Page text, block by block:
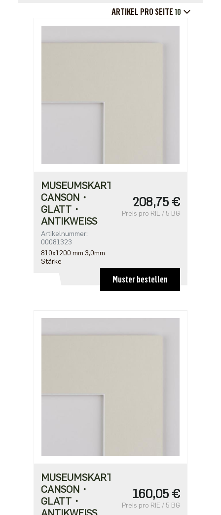
ARTIKEL PRO SEITE 10
MUSEUMSKARTON
CANSON・
GLATT・
ANTIKWEISS
Artikelnummer:
00081323
810x1200 mm 3,0mm
Stärke
208,75 €
Preis pro RIE / 5 BG
Muster bestellen
MUSEUMSKARTON
CANSON・
GLATT・
160,05 €
Preis pro RIE / 5 BG